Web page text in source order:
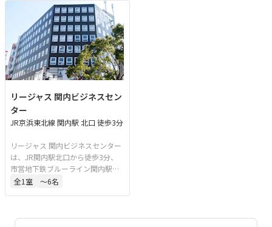
リージャス 関内ビジネスセン
ター
JR京浜東北線 関内駅 北口 徒歩3分
リージャス 関内ビジネスセンター
は、JR関内駅北口から徒歩3分、
市営地下鉄ブルーライン関内駅直
結の会議室・レンタルオフィスで
全1 室 〜6名